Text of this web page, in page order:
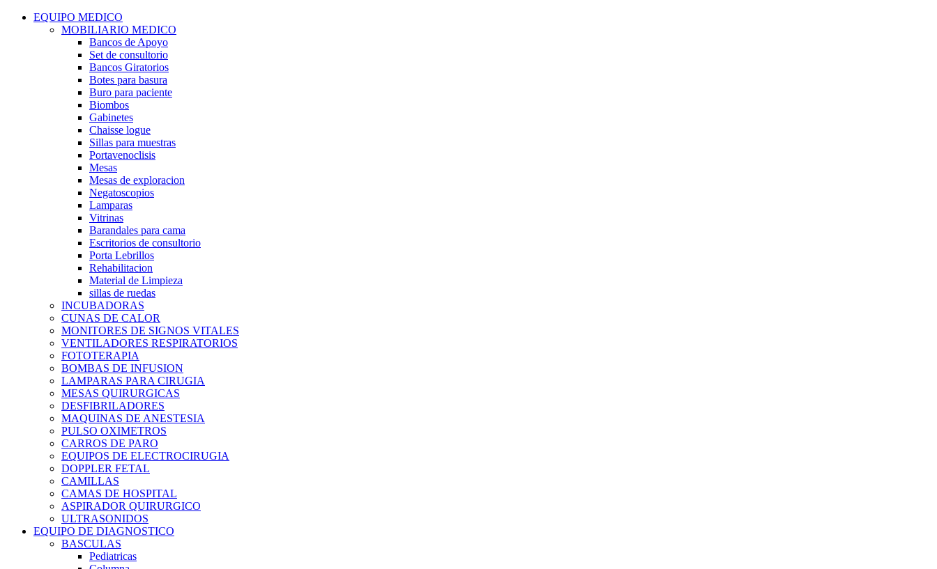
EQUIPO MEDICO
MOBILIARIO MEDICO
Bancos de Apoyo
Set de consultorio
Bancos Giratorios
Botes para basura
Buro para paciente
Biombos
Gabinetes
Chaisse logue
Sillas para muestras
Portavenoclisis
Mesas
Mesas de exploracion
Negatoscopios
Lamparas
Vitrinas
Barandales para cama
Escritorios de consultorio
Porta Lebrillos
Rehabilitacion
Material de Limpieza
sillas de ruedas
INCUBADORAS
CUNAS DE CALOR
MONITORES DE SIGNOS VITALES
VENTILADORES RESPIRATORIOS
FOTOTERAPIA
BOMBAS DE INFUSION
LAMPARAS PARA CIRUGIA
MESAS QUIRURGICAS
DESFIBRILADORES
MAQUINAS DE ANESTESIA
PULSO OXIMETROS
CARROS DE PARO
EQUIPOS DE ELECTROCIRUGIA
DOPPLER FETAL
CAMILLAS
CAMAS DE HOSPITAL
ASPIRADOR QUIRURGICO
ULTRASONIDOS
EQUIPO DE DIAGNOSTICO
BASCULAS
Pediatricas